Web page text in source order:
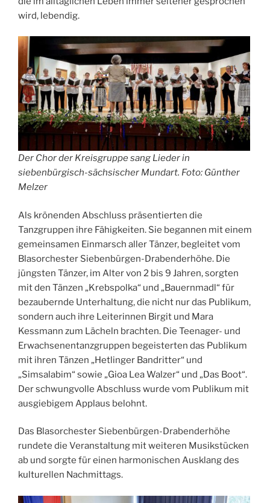
wird, lebendig.
Der Chor der Kreisgruppe sang Lieder in
siebenbürgisch-sächsischer Mundart. Foto: Günther
Melzer
Als krönenden Abschluss präsentierten die
Tanzgruppen ihre Fähigkeiten. Sie begannen mit einem
gemeinsamen Einmarsch aller Tänzer, begleitet vom
Blasorchester Siebenbürgen-Drabenderhöhe. Die
jüngsten Tänzer, im Alter von 2 bis 9 Jahren, sorgten
mit den Tänzen „Krebspolka“ und „Bauernmadl“ für
bezaubernde Unterhaltung, die nicht nur das Publikum,
sondern auch ihre Leiterinnen Birgit und Mara
Kessmann zum Lächeln brachten. Die Teenager- und
Erwachsenentanzgruppen begeisterten das Publikum
mit ihren Tänzen „Hetlinger Bandritter“ und
„Simsalabim“ sowie „Gioa Lea Walzer“ und „Das Boot“.
Der schwungvolle Abschluss wurde vom Publikum mit
ausgiebigem Applaus belohnt.
Das Blasorchester Siebenbürgen-Drabenderhöhe
rundete die Veranstaltung mit weiteren Musikstücken
ab und sorgte für einen harmonischen Ausklang des
kulturellen Nachmittags.